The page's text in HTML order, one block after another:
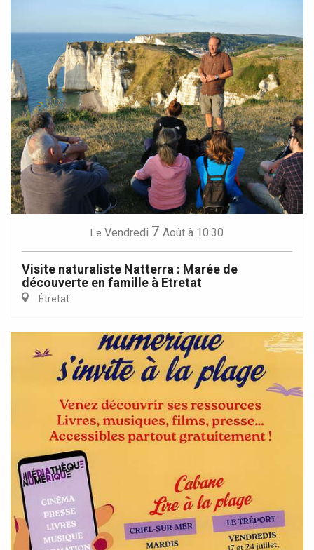
Le Vendredi 7 Août à 10:30
Visite naturaliste Natterra : Marée de
découverte en famille à Etretat
Étretat